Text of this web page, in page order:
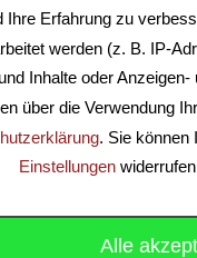
Ihre Erfahrung zu
werden (z. B. IP-
Inhalte oder
über die Verwendung
. Sie können
Einstellungen
Alle